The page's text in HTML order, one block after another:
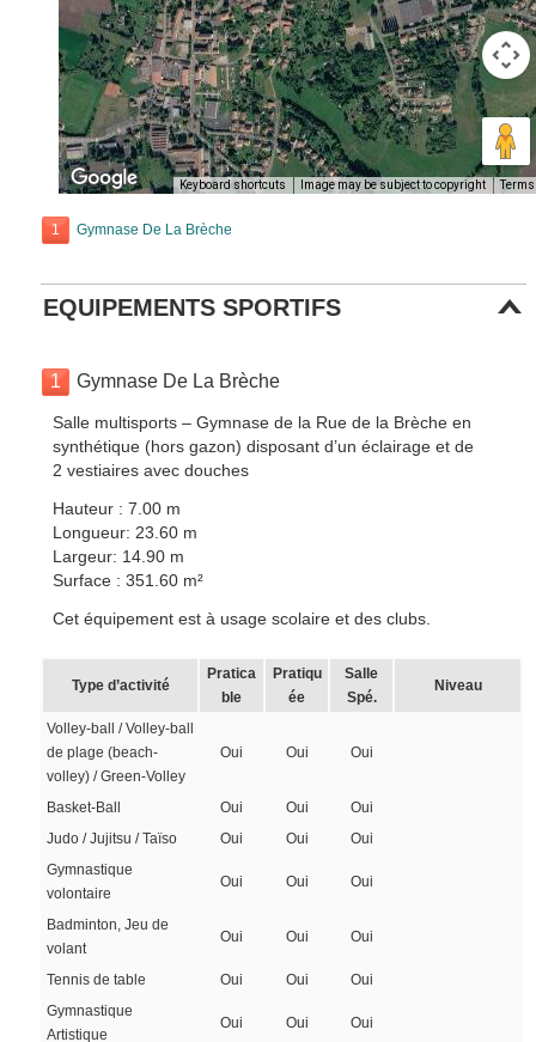
Keyboard shortcuts Image may be subject to copyright Terms
1 Gymnase De La Brèche
EQUIPEMENTS SPORTIFS
1 Gymnase De La Brèche
Salle multisports – Gymnase de la Rue de la Brèche en
synthétique (hors gazon) disposant d’un éclairage et de
2 vestiaires avec douches
Hauteur : 7.00 m
Longueur: 23.60 m
Largeur: 14.90 m
Surface : 351.60 m²
Cet équipement est à usage scolaire et des clubs.
Type d’activité
Pratica
ble
Pratiqu
ée
Salle
Spé.
Niveau
Volley-ball / Volley-ball
de plage (beach-
volley) / Green-Volley
Oui Oui Oui
Basket-Ball Oui Oui
Oui
Judo / Jujitsu / Taïso
Oui Oui
Oui
Gymnastique
volontaire
Oui Oui Oui
Badminton, Jeu de
volant
Oui Oui Oui
Tennis de table Oui Oui
Oui
Gymnastique
Artistique
Oui Oui Oui